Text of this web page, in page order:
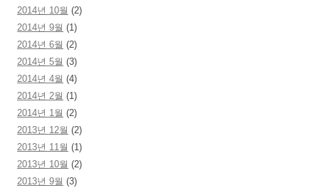
2014년 10월 (2)
2014년 9월 (1)
2014년 6월 (2)
2014년 5월 (3)
2014년 4월 (4)
2014년 2월 (1)
2014년 1월 (2)
2013년 12월 (2)
2013년 11월 (1)
2013년 10월 (2)
2013년 9월 (3)